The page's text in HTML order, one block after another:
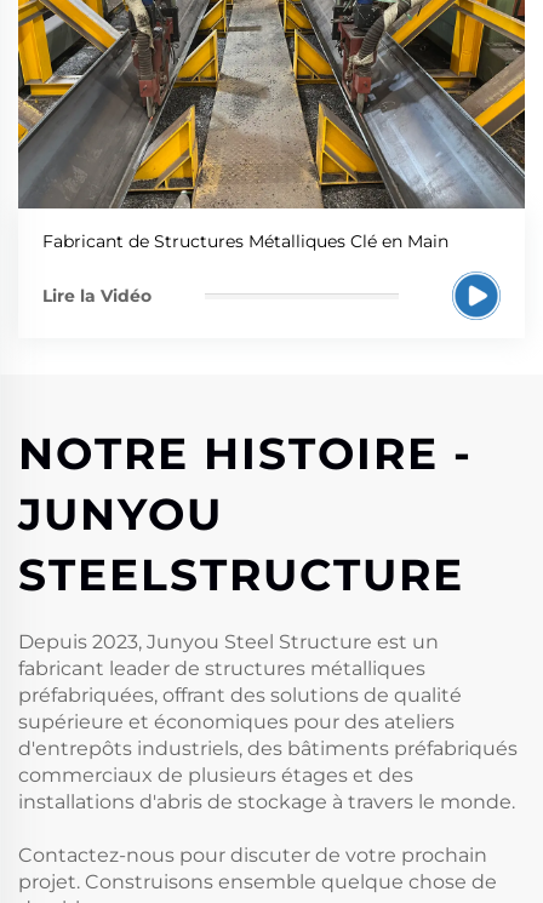
Fabricant de Structures Métalliques Clé en Main
Lire la Vidéo
NOTRE HISTOIRE -
JUNYOU
STEELSTRUCTURE
Depuis 2023, Junyou Steel Structure est un
fabricant leader de structures métalliques
préfabriquées, offrant des solutions de qualité
supérieure et économiques pour des ateliers
d'entrepôts industriels, des bâtiments préfabriqués
commerciaux de plusieurs étages et des
installations d'abris de stockage à travers le monde.
Contactez-nous pour discuter de votre prochain
projet. Construisons ensemble quelque chose de